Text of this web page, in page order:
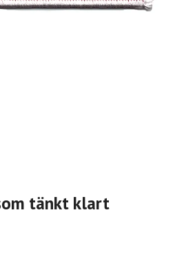
tänkt klart